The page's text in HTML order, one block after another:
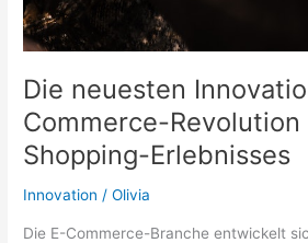
Die neuesten
Commerce-Revolution
Shopping-Erlebnisses
Innovation /Olivia
Die E-Commerce-Branche entwickelt